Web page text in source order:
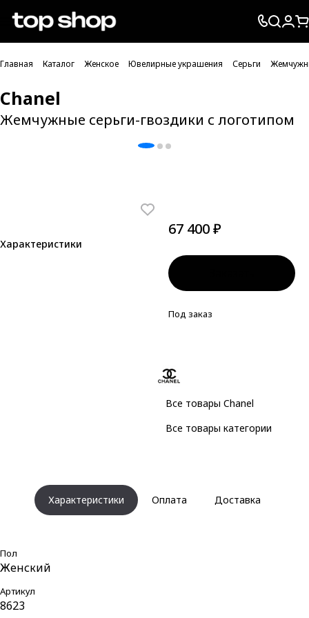
Проверка хлебных крошек
Главная Каталог Женское Ювелирные украшения Серьги
Chanel
Жемчужные серьги-гвоздики с логотипом
Характеристики
67 400 ₽
Под заказ
Все товары Chanel
Все товары категории
Характеристики Оплата Доставка
Пол
Женский
Артикул
8623